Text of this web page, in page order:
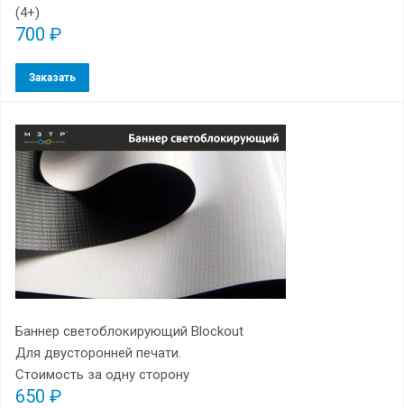
(4+)
700 ₽
Заказать
Баннер светоблокирующий Blockout
Для двусторонней печати.
Стоимость за одну сторону
650 ₽